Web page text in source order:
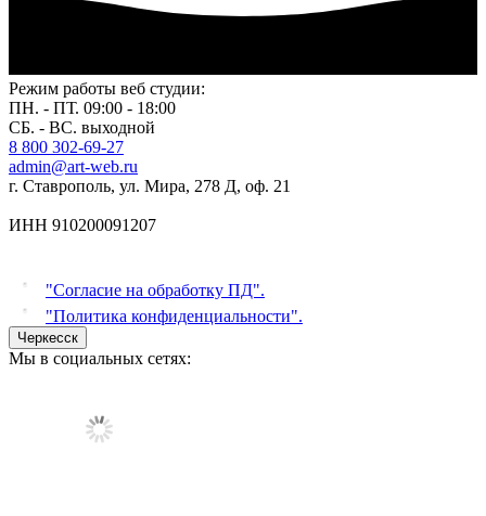
Режим работы веб студии:
ПН. - ПТ. 09:00 - 18:00
СБ. - ВС. выходной
8 800 302-69-27
admin@art-web.ru
г. Ставрополь, ул. Мира, 278 Д, оф. 21
ИНН 910200091207
"Согласие на обработку ПД".
"Политика конфиденциальности".
Черкесск
Мы в социальных сетях: